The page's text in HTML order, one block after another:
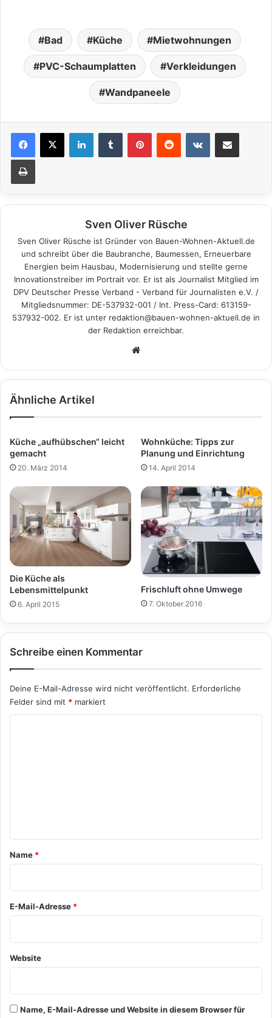
Bad Küche Mietwohnungen
PVC-Schaumplatten Verkleidungen
Wandpaneele
Sven Oliver Rüsche
Sven Oliver Rüsche ist Gründer von Bauen-Wohnen-Aktuell.de
und schreibt über die Baubranche, Baumessen, Erneuerbare
Energien beim Hausbau, Modernisierung und stellte gerne
Innovationstreiber im Portrait vor. Er ist als Journalist Mitglied im
DPV Deutscher Presse Verband - Verband für Journalisten e.V. /
Mitgliedsnummer: DE-537932-001 / Int. Press-Card: 613159-
537932-002. Er ist unter redaktion@bauen-wohnen-aktuell.de in
der Redaktion erreichbar.
eit
Ähnliche Artikel
Küche „aufhübschen“ leicht
gemacht
20. März 2014
Wohnküche: Tipps zur
Planung und Einrichtung
14. April 2014
Die Küche als
Lebensmittelpunkt
6. April 2015
Frischluft ohne Umwege
7. Oktober 2016
Schreibe einen Kommentar
Deine E-Mail-Adresse wird nicht veröffentlicht. Erforderliche
Felder sind mit * markiert
a
*
Name *
E-Mail-Adresse *
Website
Name, E-Mail-Adresse und Website in diesem Browser für